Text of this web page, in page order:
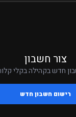
צור חשבון
חדש בקהילה בקלי
רישום חשבון חדש